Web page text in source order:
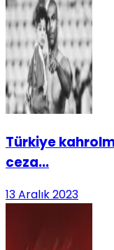
Türkiye
ceza...
13 Aralık 2023